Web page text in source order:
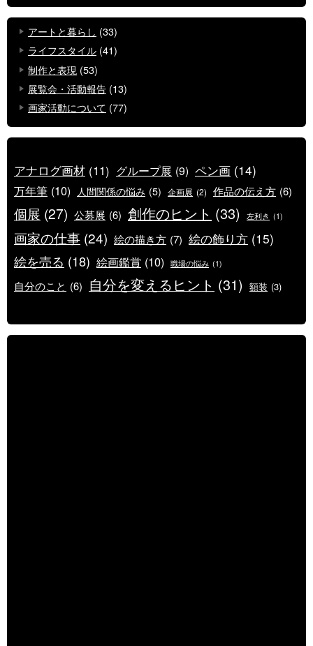
アートと暮らし (33)
ライフスタイル (41)
制作と表現 (53)
展覧会・活動報告 (13)
画家活動について (77)
アナログ画材 (11) グループ展 (9) ペン画 (14)
万年筆 (10) 人間関係の悩み (5) 企画展 (2) 作品の伝え方 (6)
個展 (27) 公募展 (6) 創作のヒント (33) 左利き (1)
画家の仕事 (24) 絵の描き方 (7) 絵の飾り方 (15)
絵を売る (18) 絵画鑑賞 (10) 職場の悩み (1)
自分のこと (6) 自分を変えるヒント (31) 額装 (3)